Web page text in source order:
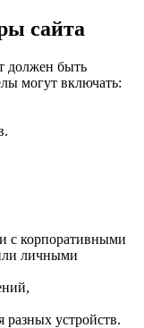
сайта
должен быть
могут включать:
с корпоративными
личными
разных устройств.